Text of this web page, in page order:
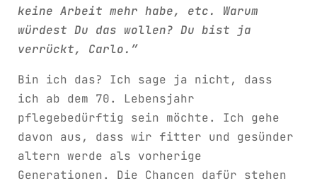
keine Arbeit mehr habe, etc. Warum
würdest Du das wollen? Du bist ja
verrückt, Carlo.”
Bin ich das? Ich sage ja nicht, dass
ich ab dem 70. Lebensjahr
pflegebedürftig sein möchte. Ich gehe
davon aus, dass wir fitter und gesünder
altern werde als vorherige
Generationen. Die Chancen dafür stehen